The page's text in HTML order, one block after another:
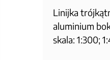
Linijka
aluminium
skala: 1:300;